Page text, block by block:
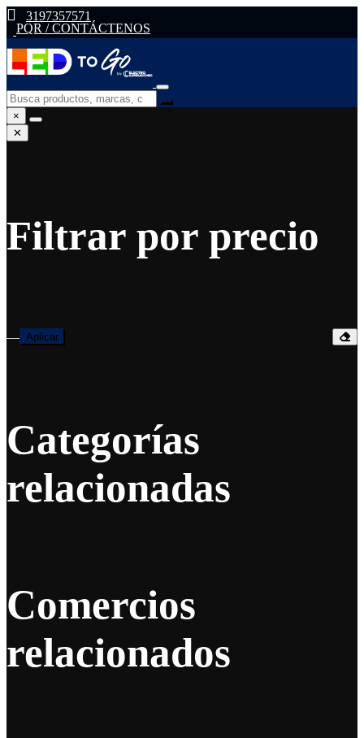
3197357571
PQR / CONTÁCTENOS
×
✕
Filtrar por precio
— Aplicar
Categorías
relacionadas
Comercios
relacionados